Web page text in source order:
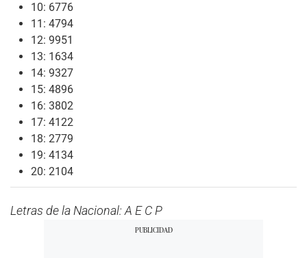
10: 6776
11: 4794
12: 9951
13: 1634
14: 9327
15: 4896
16: 3802
17: 4122
18: 2779
19: 4134
20: 2104
Letras de la Nacional: A E C P